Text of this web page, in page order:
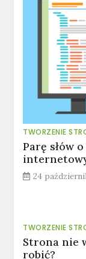
TWORZENIE
Parę słów
24
TWORZENIE
Strona nie
robić?